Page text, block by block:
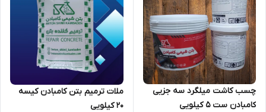
چسب کاشت میلگرد سه جزیی
کامبادن ست 5 کیلویی
ملات ترمیم بتن کامبادن کیسه
20 کیلویی